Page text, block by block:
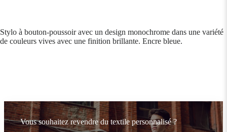
Stylo à bouton-poussoir avec un design monochrome dans une variété
de couleurs vives avec une finition brillante. Encre bleue.
Vous souhaitez revendre du textile personnalisé ?